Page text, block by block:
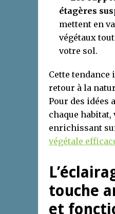
étagères
mettent en
végétaux
votre sol.
Cette tendance
retour à la
Pour des idées
chaque
enrichissant
végétale
touche
et